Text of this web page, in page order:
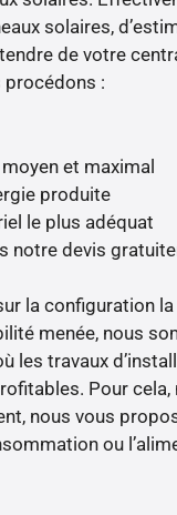
solaires,
de votre
procédons :
et maximal
produite
le plus adéquat
notre devis
la configuration
menée, nous
les travaux
Pour
nous vous
ou